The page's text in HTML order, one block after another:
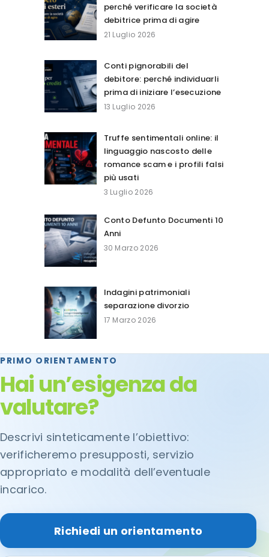
perché verificare la società
debitrice prima di agire
21 Luglio 2026
Conti pignorabili del
debitore: perché individuarli
prima di iniziare l’esecuzione
13 Luglio 2026
Truffe sentimentali online: il
linguaggio nascosto delle
romance scam e i profili falsi
più usati
3 Luglio 2026
Conto Defunto Documenti 10
Anni
30 Marzo 2026
Indagini patrimoniali
separazione divorzio
17 Marzo 2026
PRIMO ORIENTAMENTO
Hai un’esigenza da
valutare?
Descrivi sinteticamente l’obiettivo:
verificheremo presupposti, servizio
appropriato e modalità dell’eventuale
incarico.
Richiedi un orientamento